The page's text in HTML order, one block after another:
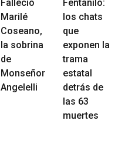
Falleció
Marilé
Coseano,
la sobrina
de
Monseñor
Angelelli
Fentanilo:
los chats
que
exponen la
trama
estatal
detrás de
las 63
muertes